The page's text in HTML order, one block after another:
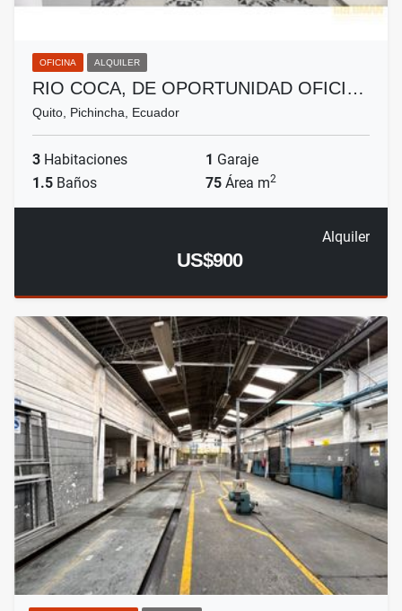
OFICINA ALQUILER
RIO COCA, DE OPORTUNIDAD OFICI…
Quito, Pichincha, Ecuador
3 Habitaciones 1 Garaje
1.5 Baños 75 Área m2
Alquiler
US$900